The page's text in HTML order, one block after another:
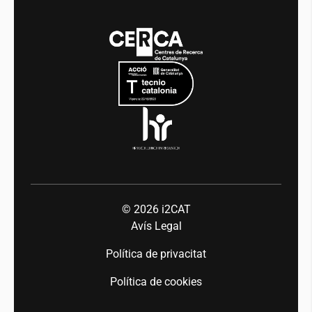
© 2026 i2CAT
Avís Legal
Política de privacitat
Política de cookies